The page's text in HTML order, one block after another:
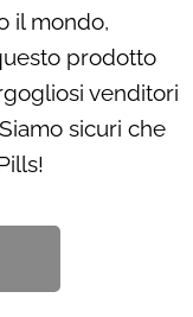
il mondo,
prodotto
venditori
sicuri che